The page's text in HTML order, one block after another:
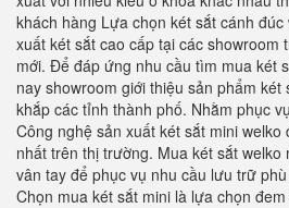
khách hàng Lựa chọn két sắt cánh
xuất két sắt cao cấp tại các showroom
mới. Để đáp ứng nhu cầu tìm mua két
nay showroom giới thiệu sản phẩm
khắp các tỉnh thành phố. Nhằm phục
Công nghệ sản xuất két sắt mini
nhất trên thị trường. Mua két sắt
vân tay để phục vụ nhu cầu lưu trữ
Chọn mua két sắt mini là lựa chọn